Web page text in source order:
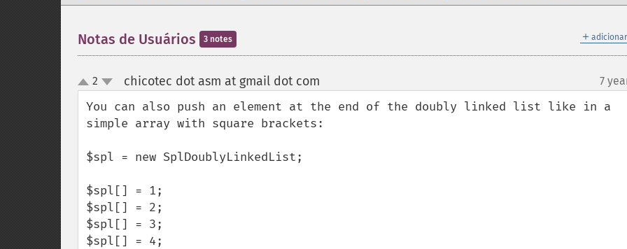
＋
Notas de Usuários 3 notes
up
down
2 chicotec dot asm at gmail dot com 7
You can also push an element at the end of the doubly linked list like in a
simple array with square brackets:
$spl = new SplDoublyLinkedList;
$spl[] = 1;
$spl[] = 2;
$spl[] = 3;
$spl[] = 4;